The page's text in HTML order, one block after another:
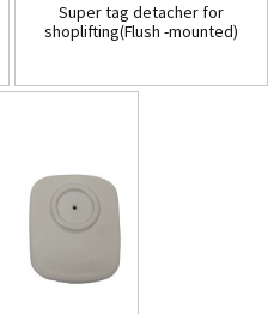
Super tag detacher for
shoplifting(Flush -mounted)